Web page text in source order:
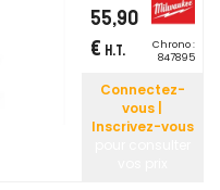
55,90
€ H.T.
Chrono :
847895
Connectez-
vous |
Inscrivez-vous